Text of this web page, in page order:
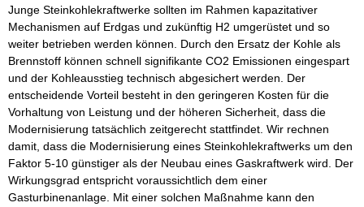
Junge Steinkohlekraftwerke sollten im Rahmen kapazitativer
Mechanismen auf Erdgas und zukünftig H2 umgerüstet und so
weiter betrieben werden können. Durch den Ersatz der Kohle als
Brennstoff können schnell signifikante CO2 Emissionen eingespart
und der Kohleausstieg technisch abgesichert werden. Der
entscheidende Vorteil besteht in den geringeren Kosten für die
Vorhaltung von Leistung und der höheren Sicherheit, dass die
Modernisierung tatsächlich zeitgerecht stattfindet. Wir rechnen
damit, dass die Modernisierung eines Steinkohlekraftwerks um den
Faktor 5-10 günstiger als der Neubau eines Gaskraftwerk wird. Der
Wirkungsgrad entspricht voraussichtlich dem einer
Gasturbinenanlage. Mit einer solchen Maßnahme kann den